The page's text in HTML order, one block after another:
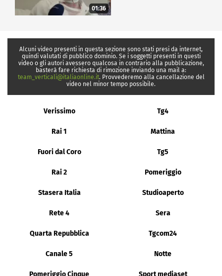
01:36
Alcuni video presenti in questa sezione sono stati presi da internet,
quindi valutati di pubblico dominio. Se i soggetti presenti in questi
video o gli autori avessero qualcosa in contrario alla pubblicazione,
basterà fare richiesta di rimozione inviando una mail a:
team_verticali@italiaonline.it. Provvederemo alla cancellazione del
video nel minor tempo possibile.
Verissimo Tg4
Rai 1 Mattina
Fuori dal Coro Tg5
Rai 2 Pomeriggio
Stasera Italia Studioaperto
Rete 4 Sera
Quarta Repubblica Tgcom24
Canale 5 Notte
Pomeriggio Cinque Sport mediaset